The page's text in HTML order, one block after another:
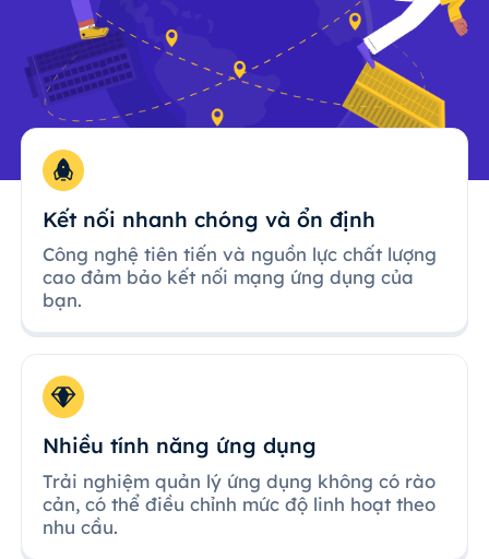
Kết nối nhanh chóng và ổn định
Công nghệ tiên tiến và nguồn lực chất lượng
cao đảm bảo kết nối mạng ứng dụng của
bạn.
Nhiều tính năng ứng dụng
Trải nghiệm quản lý ứng dụng không có rào
cản, có thể điều chỉnh mức độ linh hoạt theo
nhu cầu.